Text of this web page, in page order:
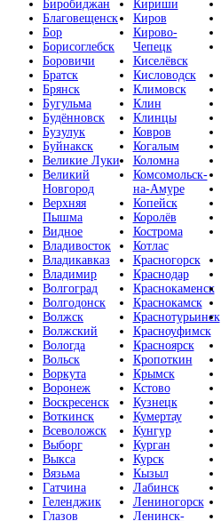
Биробиджан
Благовещенск
Бор
Борисоглебск
Боровичи
Братск
Брянск
Бугульма
Будённовск
Бузулук
Буйнакск
Великие Луки
Великий
Новгород
Верхняя
Пышма
Видное
Владивосток
Владикавказ
Владимир
Волгоград
Волгодонск
Волжск
Волжский
Вологда
Вольск
Воркута
Воронеж
Воскресенск
Воткинск
Всеволожск
Выборг
Выкса
Вязьма
Гатчина
Геленджик
Глазов
Кириши
Киров
Кирово-
Чепецк
Киселёвск
Кисловодск
Климовск
Клин
Клинцы
Ковров
Когалым
Коломна
Комсомольск-
на-Амуре
Копейск
Королёв
Кострома
Котлас
Красногорск
Краснодар
Краснокаменск
Краснокамск
Краснотурьинск
Красноуфимск
Красноярск
Кропоткин
Крымск
Кстово
Кузнецк
Кумертау
Кунгур
Курган
Курск
Кызыл
Лабинск
Лениногорск
Ленинск-